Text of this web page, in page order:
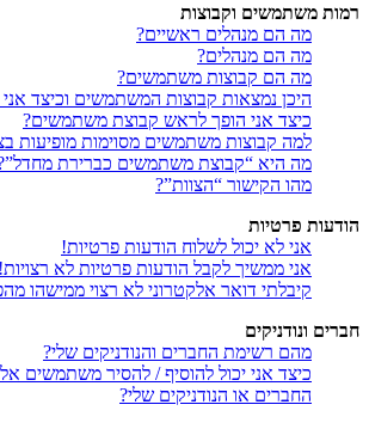
רמות משתמשים וקבוצות
מה הם מנהלים ראשיים?
מה הם מנהלים?
מה הם קבוצות משתמשים?
היכן נמצאות קבוצות המשתמשים וכיצד
כיצד אני הופך לראש קבוצת משתמשים?
למה קבוצות משתמשים מסוימות מופיעות
מה היא “קבוצת משתמשים כברירת
מהו הקישור “הצוות”?
הודעות פרטיות
אני לא יכול לשלוח הודעות פרטיות!
אני ממשיך לקבל הודעות פרטיות לא רצויות!
קיבלתי דואר אלקטרוני לא רצוי ממישהו
חברים ונודניקים
מהם רשימת החברים והנודניקים שלי?
כיצד אני יכול להוסיף / להסיר משתמשים
החברים או הנודניקים שלי?